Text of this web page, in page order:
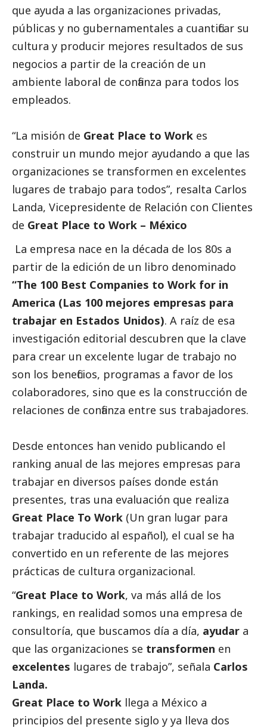
que ayuda a las organizaciones privadas,
públicas y no gubernamentales a cuantificar su
cultura y producir mejores resultados de sus
negocios a partir de la creación de un
ambiente laboral de confianza para todos los
empleados.
“La misión de Great Place to Work es
construir un mundo mejor ayudando a que las
organizaciones se transformen en excelentes
lugares de trabajo para todos”, resalta Carlos
Landa, Vicepresidente de Relación con Clientes
de Great Place to Work – México
La empresa nace en la década de los 80s a
partir de la edición de un libro denominado
“The 100 Best Companies to Work for in
America (Las 100 mejores empresas para
trabajar en Estados Unidos). A raíz de esa
investigación editorial descubren que la clave
para crear un excelente lugar de trabajo no
son los beneficios, programas a favor de los
colaboradores, sino que es la construcción de
relaciones de confianza entre sus trabajadores.
Desde entonces han venido publicando el
ranking anual de las mejores empresas para
trabajar en diversos países donde están
presentes, tras una evaluación que realiza
Great Place To Work (Un gran lugar para
trabajar traducido al español), el cual se ha
convertido en un referente de las mejores
prácticas de cultura organizacional.
“Great Place to Work, va más allá de los
rankings, en realidad somos una empresa de
consultoría, que buscamos día a día, ayudar a
que las organizaciones se transformen en
excelentes lugares de trabajo”, señala Carlos
Landa.
Great Place to Work llega a México a
principios del presente siglo y ya lleva dos